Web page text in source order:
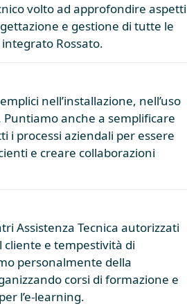
volto ad approfondire aspetti
e gestione di tutte le
Rossato.
nell’installazione, nell’uso
anche a semplificare
i processi aziendali per essere
e creare collaborazioni
Assistenza Tecnica autorizzati
cliente e tempestività di
personalmente della
corsi di formazione e
l’e-learning.